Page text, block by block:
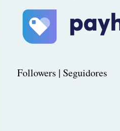
Followers | Seguidores